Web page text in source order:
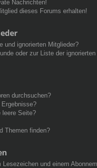
Nachrichten!
dieses Forums erhalten!
und ignorierten Mitglieder?
oder zur Liste der
durchsuchen?
leere Seite?
Themen finden?
und einem